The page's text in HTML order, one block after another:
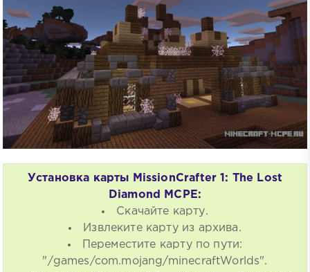
Установка карты MissionCrafter 1: The Lost
Diamond MCPE:
Скачайте карту.
Извлеките карту из архива.
Переместите карту по пути:
"/games/com.mojang/minecraftWorlds".